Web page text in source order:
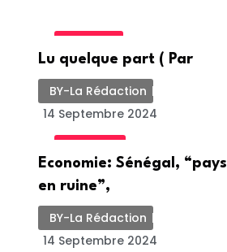
Lu quelque part ( Par
BY-La Rédaction
14 Septembre 2024
Economie: Sénégal, “pays
en ruine”,
BY-La Rédaction
14 Septembre 2024